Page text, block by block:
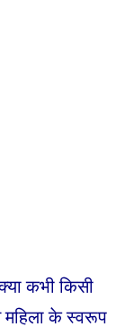
कभी किसी
महिला के स्वरूप